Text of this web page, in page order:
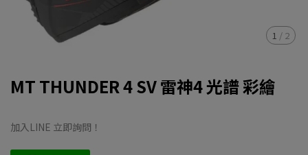
1 / 2
MT THUNDER 4 SV 雷神4 光譜 彩繪
加入LINE 立即詢問！